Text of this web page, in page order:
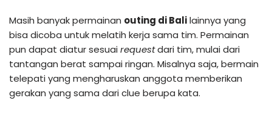
Masih banyak permainan outing di Balilainnya yang
bisa dicoba untuk melatih kerja sama tim. Permainan
pun dapat diatur sesuairequestdari tim, mulai dari
tantangan berat sampai ringan. Misalnya saja, bermain
telepati yang mengharuskan anggota memberikan
gerakan yang sama dari clue berupa kata.